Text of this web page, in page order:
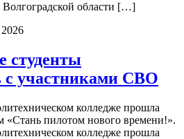
области […]
с участниками СВО
колледже прошла
«Стань пилотом нового времени!».
колледже прошла